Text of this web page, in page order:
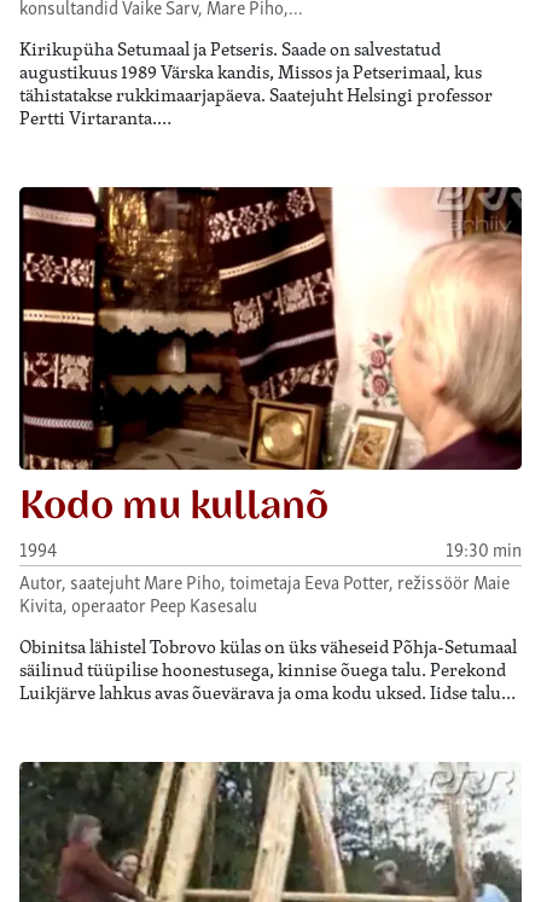
konsultandid Vaike Sarv, Mare Piho,…
Kirikupüha Setumaal ja Petseris. Saade on salvestatud
augustikuus 1989 Värska kandis, Missos ja Petserimaal, kus
tähistatakse rukkimaarjapäeva. Saatejuht Helsingi professor
Pertti Virtaranta.…
Kodo mu kullanõ
1994
19:30 min
Autor, saatejuht Mare Piho, toimetaja Eeva Potter, režissöör Maie
Kivita, operaator Peep Kasesalu
Obinitsa lähistel Tobrovo külas on üks väheseid Põhja-Setumaal
säilinud tüüpilise hoonestusega, kinnise õuega talu. Perekond
Luikjärve lahkus avas õuevärava ja oma kodu uksed. Iidse talu…